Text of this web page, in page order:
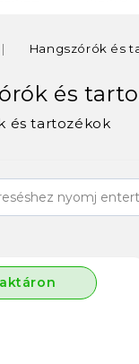
Hangszórók és
és
és tartozékok